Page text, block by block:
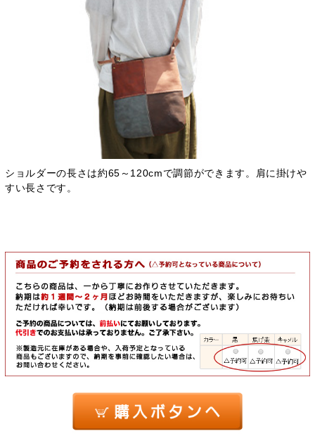
ショルダーの長さは約65～120cmで調節ができます。肩に掛けや
すい長さです。